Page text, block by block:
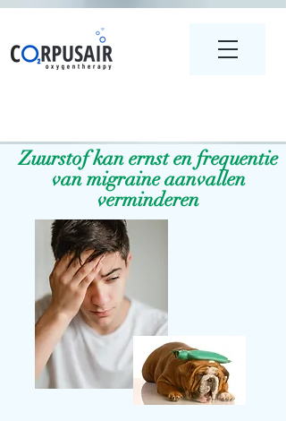
Zuurstof kan ernst en frequentie
van migraine aanvallen
verminderen